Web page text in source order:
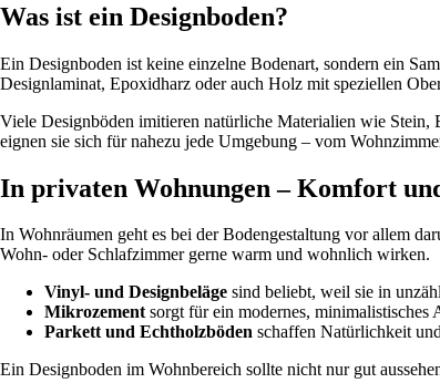
Was ist ein Designboden?
Ein Designboden ist keine einzelne Bodenart, sondern ein
Designlaminat, Epoxidharz oder auch Holz mit speziellen
Viele Designböden imitieren natürliche Materialien wie Stein,
eignen sie sich für nahezu jede Umgebung – vom
In privaten Wohnungen – Komfort
In Wohnräumen geht es bei der Bodengestaltung vor allem
Wohn- oder Schlafzimmer gerne warm und wohnlich wirken.
Vinyl- und Designbeläge sind beliebt, weil sie in
Mikrozementsorgt für ein modernes, minimalistisches
Parkett und Echtholzböden schaffen Natürlichkeit
Ein Designboden im Wohnbereich sollte nicht nur gut